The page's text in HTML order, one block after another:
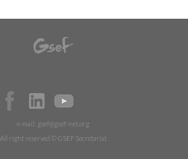
e-mail: gsef@gsef-net.org
All right reserved © GSEF Secretariat